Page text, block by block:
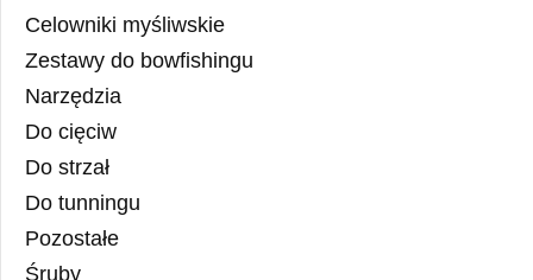
Celowniki myśliwskie
Zestawy do bowfishingu
Narzędzia
Do cięciw
Do strzał
Do tunningu
Pozostałe
Śruby